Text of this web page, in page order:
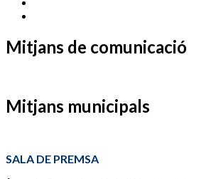
Mitjans de comunicació
Mitjans municipals
SALA DE PREMSA